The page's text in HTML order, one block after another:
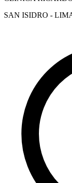
SAN ISIDRO -